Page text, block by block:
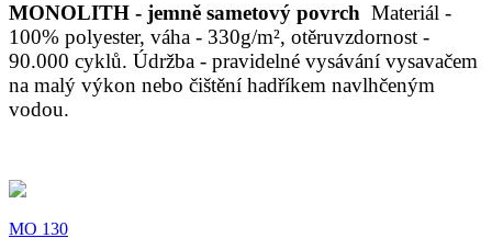
MONOLITH - jemně sametový povrch Materiál -
100% polyester, váha - 330g/m², otěruvzdornost -
90.000 cyklů. Údržba - pravidelné vysávání vysavačem
na malý výkon nebo čištění hadříkem navlhčeným
vodou.
MO 130